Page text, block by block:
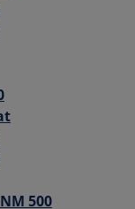
500